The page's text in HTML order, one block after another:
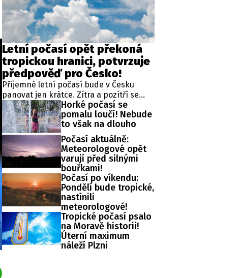
Letní počasí opět překoná
tropickou hranici, potvrzuje
předpověď pro Česko!
Příjemné letní počasí bude v Česku
panovat jen krátce. Zítra a pozítří se
teploty vrátí na normální hodnoty, ale již
v neděli má být opět výrazně přes 30
stupňů. Upozornil na to Český
hydrometeorologický ústav (ČHMÚ).
Horké počasí se
pomalu loučí! Nebude
to však na dlouho
Počasí aktuálně:
Meteorologové opět
varují před silnými
bouřkami!
Počasí po víkendu:
Pondělí bude tropické,
nastínili
meteorologové!
Tropické počasí psalo
na Moravě historii!
Úterní maximum
náleží Plzni